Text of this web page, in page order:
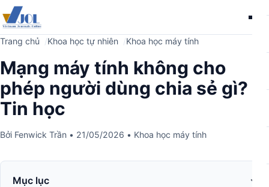
Trang chủ Khoa học tự nhiên Khoa học máy tính
Mạng máy tính không cho
phép người dùng chia sẻ gì?
Tin học
Bởi Fenwick Trần • 21/05/2026 • Khoa học máy tính
Mục lục